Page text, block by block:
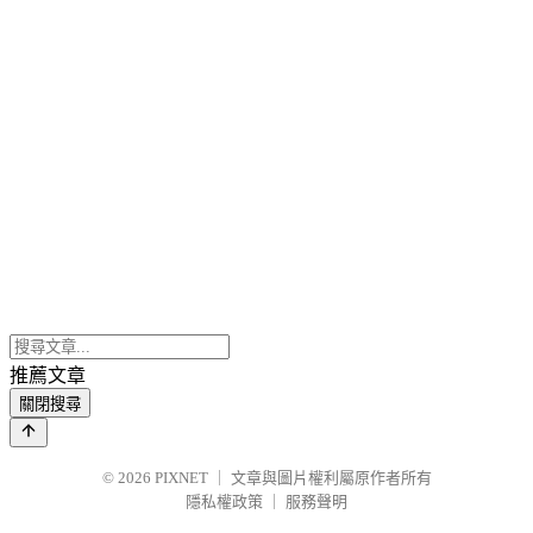
推薦文章
關閉搜尋
© 2026 PIXNET
文章與圖片權利屬原作者所有
隱私權政策
服務聲明